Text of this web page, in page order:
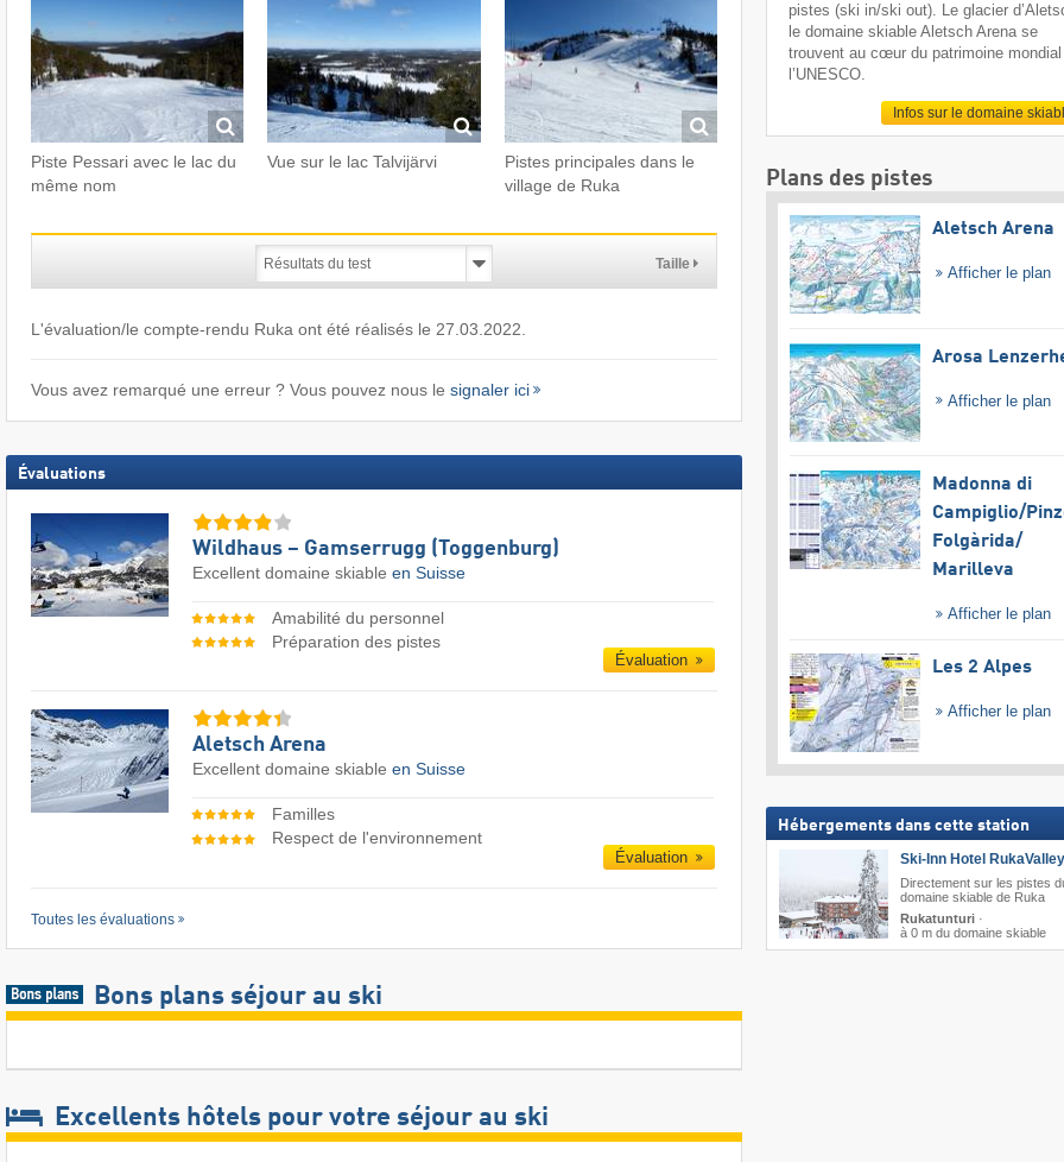
Piste Pessari avec le lac du
même nom
Vue sur le lac Talvijärvi
Pistes principales dans le
village de Ruka
Taille
L'évaluation/le compte-rendu Ruka ont été réalisés le 27.03.2022.
Vous avez remarqué une erreur ? Vous pouvez nous le signaler ici
Évaluations
Wildhaus – Gamserrugg (Toggenburg)
Excellent domaine skiable en Suisse
Amabilité du personnel
Préparation des pistes
Évaluation
Aletsch Arena
Excellent domaine skiable en Suisse
Familles
Respect de l'environnement
Évaluation
Toutes les évaluations
Bons plans séjour au ski
Excellents hôtels pour votre séjour au ski
pistes (ski in/ski out). Le glacier
le domaine skiable Aletsch Arena se
trouvent au cœur du patrimoine
l’UNESCO.
Infos sur le domaine
Plans des pistes
Aletsch Arena
Afficher le plan
Arosa
Afficher le plan
Madonna di
Campiglio/​
Folgàrida/​
Marilleva
Afficher le plan
Les 2 Alpes
Afficher le plan
Hébergements dans cette station
Ski-Inn Hotel
Directement sur les pistes
domaine skiable de Ruka
Rukatunturi·
à 0 m du domaine skiable